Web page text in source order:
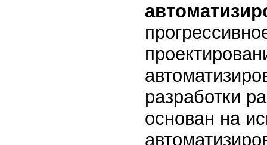
разработки
основан на